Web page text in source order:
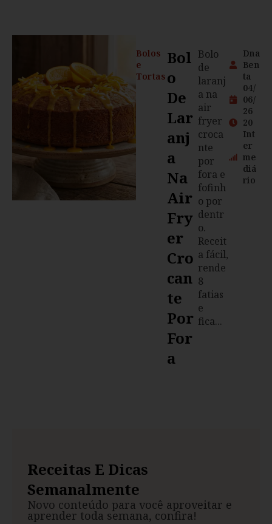
Bolos
e
Tortas
Bol
O
De
Lar
Anj
A
Na
Air
Fry
Er
Cro
Can
Te
Por
For
A
Bolo
de
laranj
a na
air
fryer
croca
nte
por
fora e
fofinh
o por
dentr
o.
Receit
a fácil,
rende
8
fatias
e
fica...
Dna
Ben
ta
04/
06/
26
20
Int
er
me
diá
rio
Receitas E Dicas
Semanalmente
Novo conteúdo para você aproveitar e
aprender toda semana, confira!